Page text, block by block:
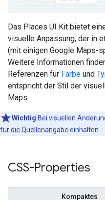
Das Places UI Kit bietet
visuelle Anpassung, der in
(mit einigen Google Maps-
Weitere Informationen
Referenzen für Farbe und
entspricht der Stil der
Maps.
Wichtig:Bei visuellen
für die Quellenangabe einhalten.
CSS-Properties
Kompaktes